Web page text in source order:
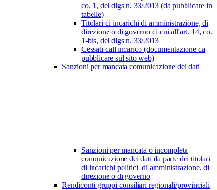
co. 1, del dlgs n. 33/2013 (da pubblicare in
tabelle)
Titolari di incarichi di amministrazione, di
direzione o di governo di cui all'art. 14, co.
1-bis, del dlgs n. 33/2013
Cessati dall'incarico (documentazione da
pubblicare sul sito web)
Sanzioni per mancata comunicazione dei dati
Sanzioni per mancata o incompleta
comunicazione dei dati da parte dei titolari
di incarichi politici, di amministrazione, di
direzione o di governo
Rendiconti gruppi consiliari regionali/provinciali